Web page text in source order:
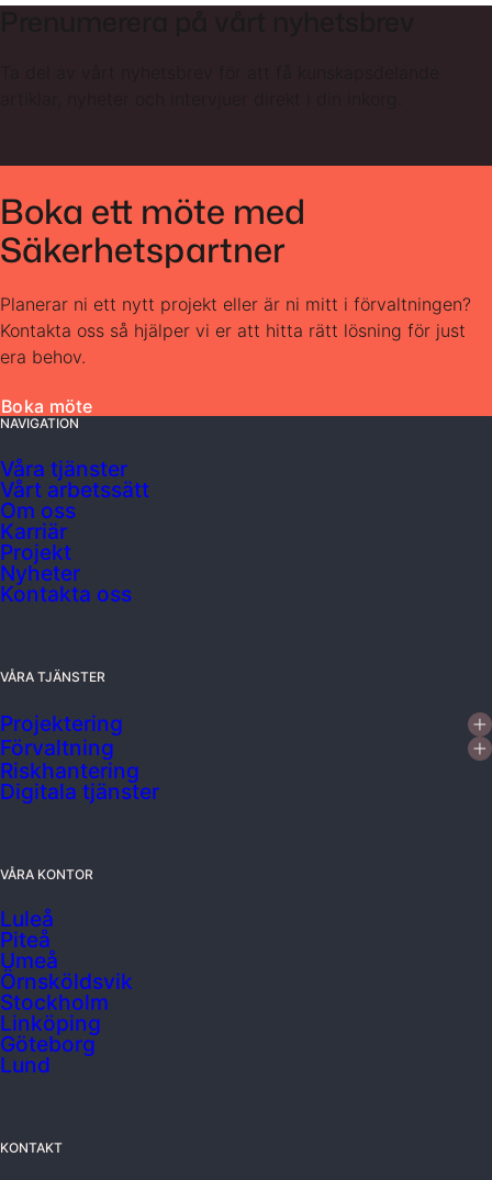
Boka ett möte med
Säkerhetspartner
Planerar ni ett nytt projekt eller är ni mitt i förvaltningen?
Kontakta oss så hjälper vi er att hitta rätt lösning för just
era behov.
Boka möte
NAVIGATION
Våra tjänster
Vårt arbetssätt
Om oss
Karriär
Projekt
Nyheter
Kontakta oss
VÅRA TJÄNSTER
Projektering
Förvaltning
Riskhantering
Digitala tjänster
VÅRA KONTOR
Luleå
Piteå
Umeå
Örnsköldsvik
Stockholm
Linköping
Göteborg
Lund
KONTAKT